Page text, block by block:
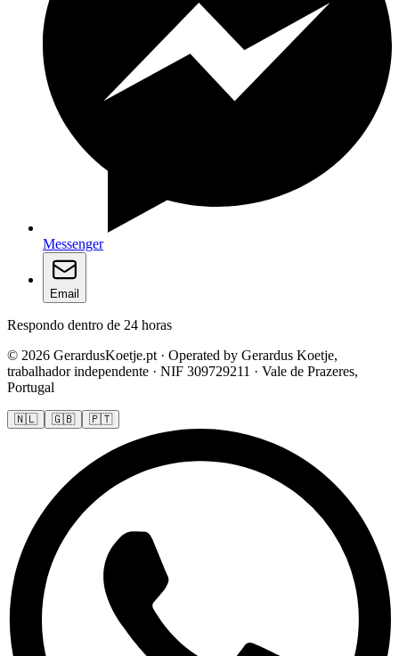
Messenger
Email
Respondo dentro de 24 horas
© 2026 GerardusKoetje.pt · Operated by Gerardus Koetje,
trabalhador independente · NIF 309729211 · Vale de Prazeres,
Portugal
🇳🇱 🇬🇧 🇵🇹